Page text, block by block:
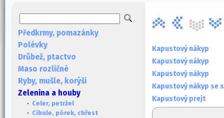
Předkrmy, pomazánky
Polévky
Drůbež, ptactvo
Maso rozličné
Ryby, mušle, korýši
Zelenina a houby
· Celer, petržel
· Cibule, pórek, chřest
Kapustový nákyp
Kapustový nákyp
Kapustový nákyp
Kapustový nákyp se
Kapustový prejt